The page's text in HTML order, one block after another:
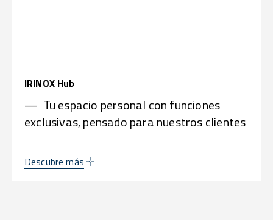
IRINOX Hub
— Tu espacio personal con funciones
exclusivas, pensado para nuestros clientes
Descubre más